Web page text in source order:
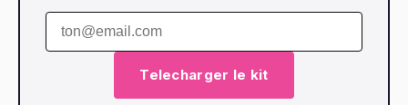
Telecharger le kit